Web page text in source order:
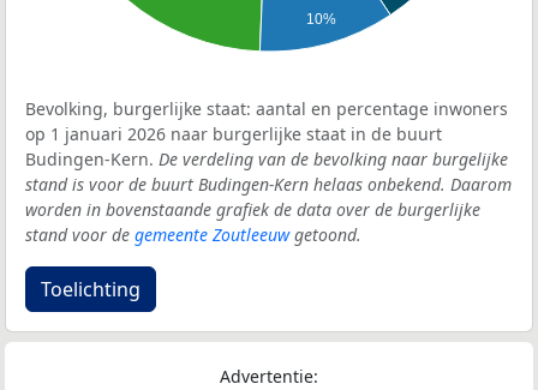
10%
Bevolking, burgerlijke staat: aantal en percentage inwoners
op 1 januari 2026 naar burgerlijke staat in de buurt
Budingen-Kern. De verdeling van de bevolking naar burgelijke
stand is voor de buurt Budingen-Kern helaas onbekend. Daarom
worden in bovenstaande grafiek de data over de burgerlijke
stand voor de gemeente Zoutleeuwgetoond.
Toelichting
Advertentie: